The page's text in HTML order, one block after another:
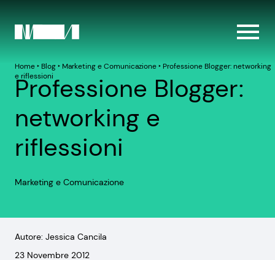
Home‣ Blog‣ Marketing e Comunicazione‣ Professione Blogger: networking
e riflessioni
Professione Blogger:
networking e
riflessioni
Marketing e Comunicazione
Autore: Jessica Cancila
23 Novembre 2012